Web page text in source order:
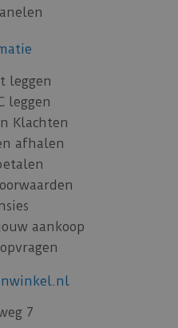
leggen
leggen
Klachten
afhalen
aankoop
7